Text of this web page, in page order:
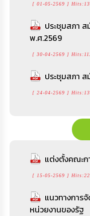
[ 01-05-2569 ]
ประชุมสภา
พ.ศ.2569
[ 30-04-2569 ]
ประชุมสภา
[ 24-04-2569 ]
แต่งตั้งคณะก
[ 15-05-2569 ]
แนวทางการ
หน่วยงานของรัฐ